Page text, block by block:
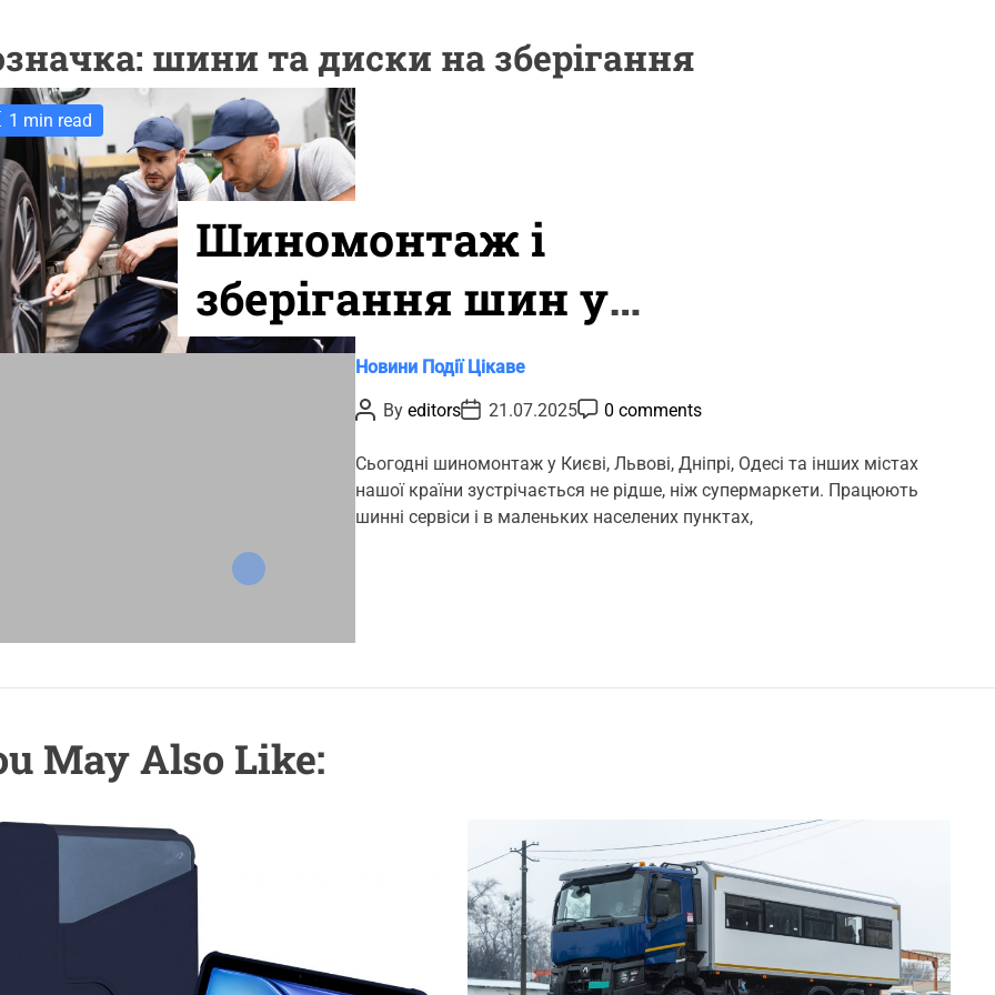
шини та диски на зберігання
1 min read
Шиномонтаж і
зберігання шин у
міжсезоння – що
потрібно знати
C
t
g
o
r
Новини Події Цікаве
P
o
t
A
u
t
h
By editorsP
o
t
D
a
t
e
21.07.2025P
o
t
C
o
m
m
0 comments
Сьогодні шиномонтаж у Києві, Львові, Дніпрі, Одесі та інших містах
нашої країни зустрічається не рідше, ніж супермаркети. Працюють
шинні сервіси і в маленьких населених пунктах,
May Also Like: